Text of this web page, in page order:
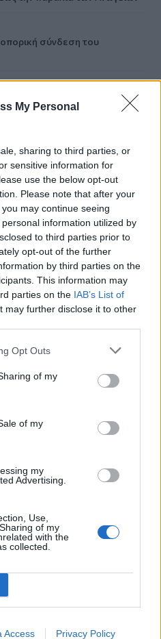
My Personal
sharing to third parties, or
sensitive information for
use the below opt-out
Please note that after your
may continue seeing
information utilized by
to third parties prior to
opt-out of the further
by third parties on the
This information may
parties on the IAB’s List of
may further disclose it to other
Opt Outs
of my
of my
my
Advertising.
Use,
of my
with the
collected.
Access Privacy Policy
σύνδεση του
τον εγκέφαλό μας
ότι ο καρκίνος του πατέρα
μεταστάσεις στα οστά
την αγροτική παραγωγή
Ποιοι θα πληρωθούν τέλη
την Πυροσβεστική
στην Αλφά για τα 100
18:05
για τα 100 χρόνια από τη